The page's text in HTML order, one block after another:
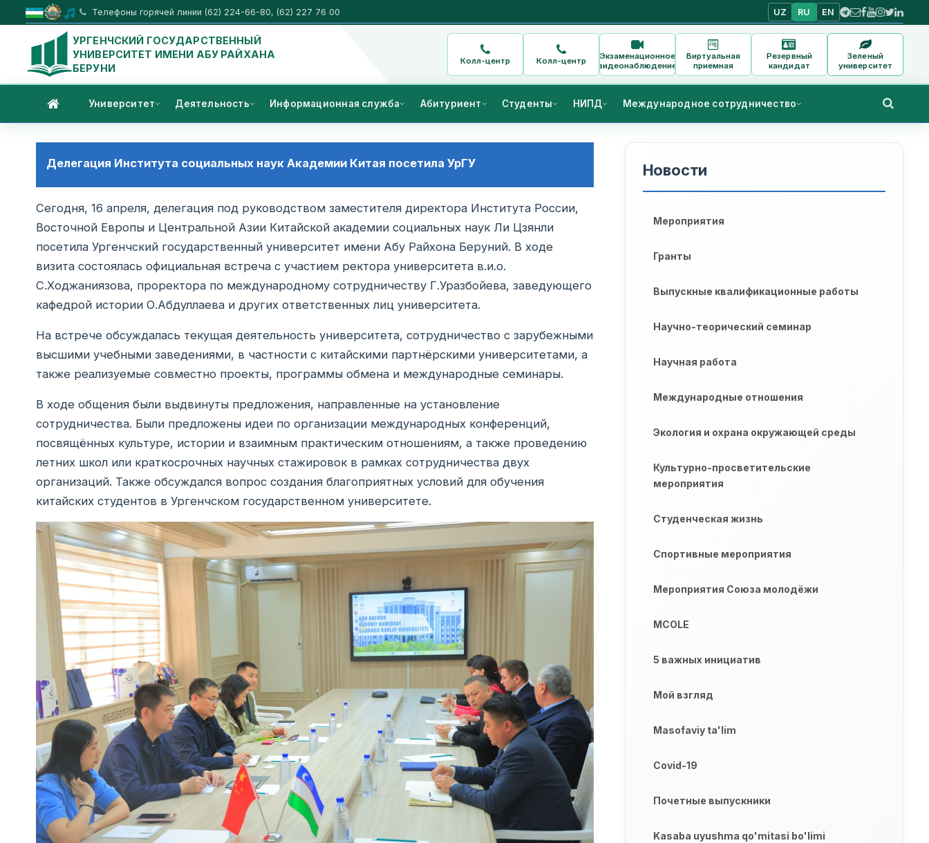
Телефоны горячей линии (62) 224-66-80, (62) 227 76 00 UZ RU EN
УРГЕНЧСКИЙ ГОСУДАРСТВЕННЫЙ
УНИВЕРСИТЕТ ИМЕНИ АБУ РАЙХАНА
БЕРУНИ
Колл-центр Колл-центр
Экзаменационное
видеонаблюдение
Виртуальная
приемная
Резервный
кандидат
Зеленый
университет
Университет Деятельность Информационная служба Абитуриент Студенты НИПД Международное сотрудничество
Делегация Института социальных наук Академии Китая посетила УрГУ
Сегодня, 16 апреля, делегация под руководством заместителя директора Института России,
Восточной Европы и Центральной Азии Китайской академии социальных наук Ли Цзянли
посетила Ургенчский государственный университет имени Абу Райхона Беруний. В ходе
визита состоялась официальная встреча с участием ректора университета в.и.о.
С.Ходжаниязова, проректора по международному сотрудничеству Г.Уразбойева, заведующего
кафедрой истории О.Абдуллаева и других ответственных лиц университета.
На встрече обсуждалась текущая деятельность университета, сотрудничество с зарубежными
высшими учебными заведениями, в частности с китайскими партнёрскими университетами, а
также реализуемые совместно проекты, программы обмена и международные семинары.
В ходе общения были выдвинуты предложения, направленные на установление
сотрудничества. Были предложены идеи по организации международных конференций,
посвящённых культуре, истории и взаимным практическим отношениям, а также проведению
летних школ или краткосрочных научных стажировок в рамках сотрудничества двух
организаций. Также обсуждался вопрос создания благоприятных условий для обучения
китайских студентов в Ургенчском государственном университете.
Новости
Мероприятия
Гранты
Выпускные квалификационные работы
Научно-теорический семинар
Научная работа
Международные отношения
Экология и охрана окружающей среды
Культурно-просветительские
мероприятия
Студенческая жизнь
Спортивные мероприятия
Мероприятия Союза молодёжи
MCOLE
5 важных инициатив
Мой взгляд
Masofaviy ta'lim
Covid-19
Почетные выпускники
Kasaba uyushma qo'mitasi bo'limi